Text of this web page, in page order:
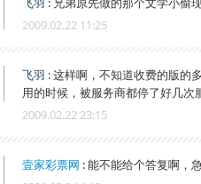
2009.02.22 11:25
飞羽 :这样啊，不知道收费的版的
用的时候，被服务商都停了好几
2009.02.22 23:15
壹家彩票网 :能不能给个答复啊，